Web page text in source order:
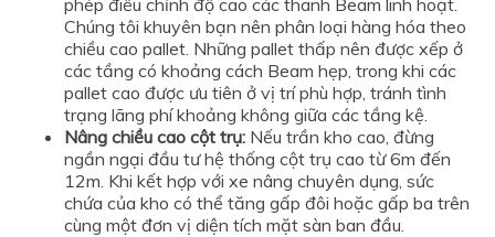
Chúng tôi khuyên bạn nên phân loại hàng hóa theo
chiều cao pallet. Những pallet thấp nên được xếp ở
các tầng có khoảng cách Beam hẹp, trong khi các
pallet cao được ưu tiên ở vị trí phù hợp, tránh tình
trạng lãng phí khoảng không giữa các tầng kệ.
Nâng chiều cao cột trụ: Nếu trần kho cao, đừng
ngần ngại đầu tư hệ thống cột trụ cao từ 6m đến
12m. Khi kết hợp với xe nâng chuyên dụng, sức
chứa của kho có thể tăng gấp đôi hoặc gấp ba trên
cùng một đơn vị diện tích mặt sàn ban đầu.